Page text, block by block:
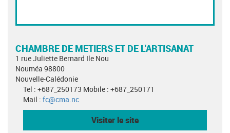
CHAMBRE DE METIERS ET DE L'ARTISANAT
1 rue Juliette Bernard Ile Nou
Nouméa 98800
Nouvelle-Calédonie
Tel : +687_250173 Mobile : +687_250171
Mail : fc@cma.nc
Visiter le site